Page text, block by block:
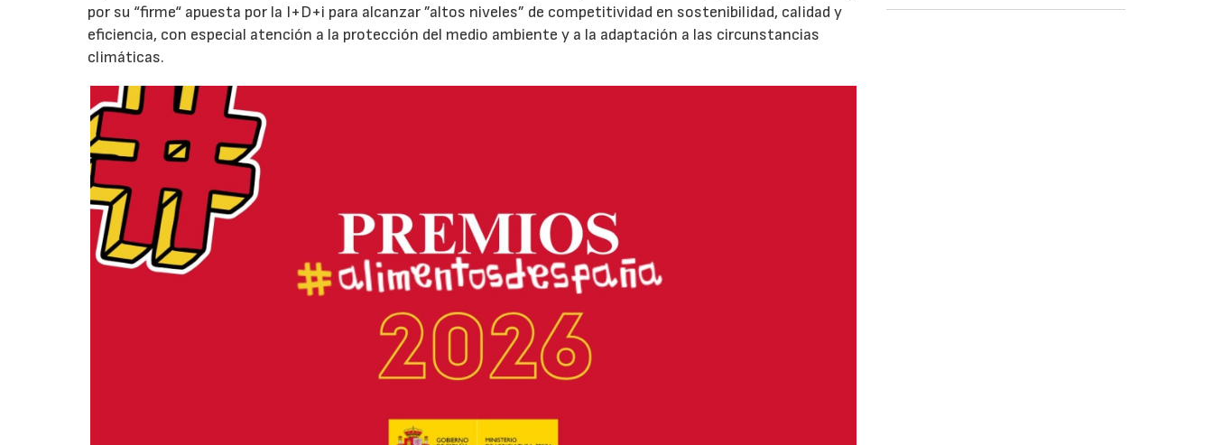
por su “firme“ apuesta por la I+D+i para alcanzar ”altos niveles” de competitividad en sostenibilidad, calidad y
eficiencia, con especial atención a la protección del medio ambiente y a la adaptación a las circunstancias
climáticas.